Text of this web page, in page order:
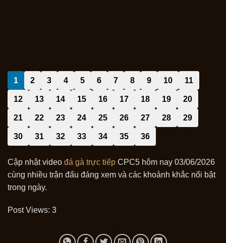
1 2 3 4 5 6 7 8 9 10 11
12 13 14 15 16 17 18 19 20
21 22 23 24 25 26 27 28 29
30 31 32 33 34 35 36
Cập nhật video đá gà trực tiếp CPC5 hôm nay 03/06/2026
cùng nhiều trận đấu đáng xem và các khoảnh khắc nổi bật
trong ngày.
Post Views: 3